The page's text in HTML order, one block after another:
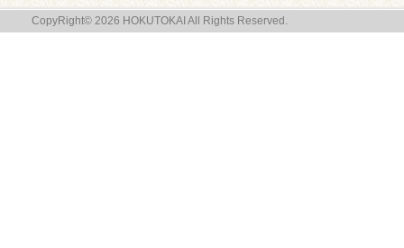
CopyRight© 2026 HOKUTOKAI All Rights Reserved.